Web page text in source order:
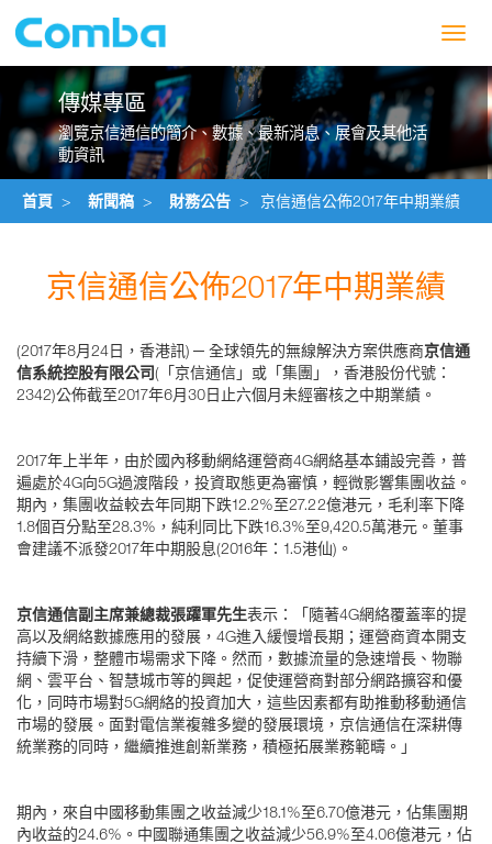
傳媒專區
瀏覽京信通信的簡介、數據、最新消息、展會及其他活
動資訊
首頁 > 新聞稿 > 財務公告 > 京信通信公佈2017年中期業績
京信通信公佈2017年中期業績
(2017年8月24日，香港訊) ─ 全球領先的無線解決方案供應商京信通
信系統控股有限公司(「京信通信」或「集團」，香港股份代號：
2342)公佈截至2017年6月30日止六個月未經審核之中期業績。
2017年上半年，由於國內移動網絡運營商4G網絡基本鋪設完善，普
遍處於4G向5G過渡階段，投資取態更為審慎，輕微影響集團收益。
期內，集團收益較去年同期下跌12.2%至27.22億港元，毛利率下降
1.8個百分點至28.3%，純利同比下跌16.3%至9,420.5萬港元。董事
會建議不派發2017年中期股息(2016年：1.5港仙)。
京信通信副主席兼總裁張躍軍先生表示：「隨著4G網絡覆蓋率的提
高以及網絡數據應用的發展，4G進入緩慢增長期；運營商資本開支
持續下滑，整體市場需求下降。然而，數據流量的急速增長、物聯
網、雲平台、智慧城市等的興起，促使運營商對部分網路擴容和優
化，同時市場對5G網絡的投資加大，這些因素都有助推動移動通信
市場的發展。面對電信業複雜多變的發展環境，京信通信在深耕傳
統業務的同時，繼續推進創新業務，積極拓展業務範疇。」
期內，來自中國移動集團之收益減少18.1%至6.70億港元，佔集團期
內收益的24.6%。中國聯通集團之收益減少56.9%至4.06億港元，佔